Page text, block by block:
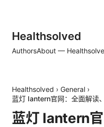
Healthsolved
AuthorsAbout —
Healthsolved › General ›
蓝灯 lantern官网：全面解读
蓝灯 lantern官